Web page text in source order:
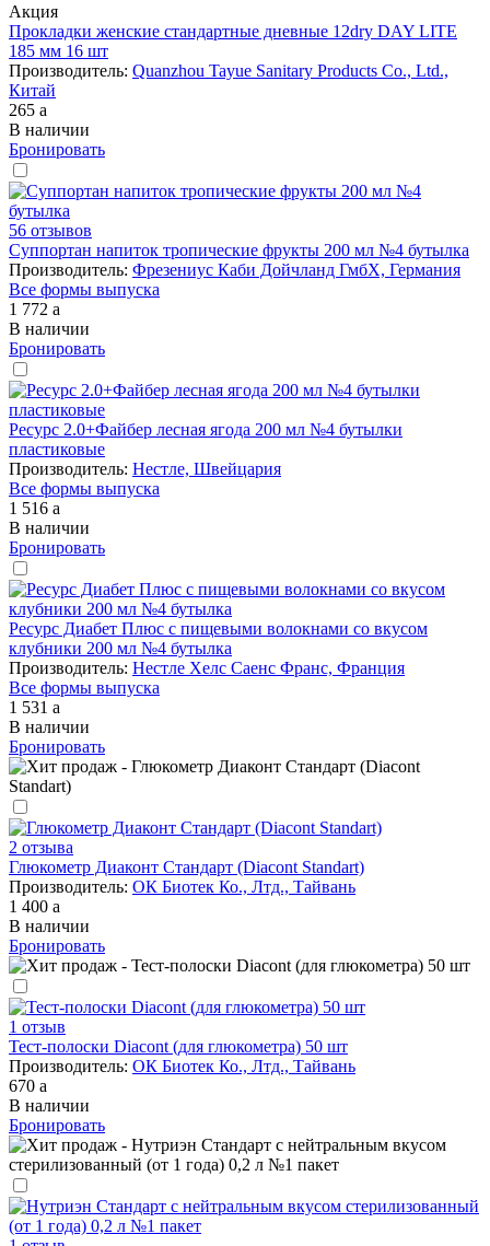
Акция
Прокладки женские стандартные дневные 12dry DAY LITE
185 мм 16 шт
Производитель: Quanzhou Tayue Sanitary Products Co., Ltd.,
Китай
265 a
В наличии
Бронировать
56 отзывов
Суппортан напиток тропические фрукты 200 мл №4 бутылка
Производитель: Фрезениус Каби Дойчланд ГмбХ, Германия
Все формы выпуска
1 772 a
В наличии
Бронировать
Ресурс 2.0+Файбер лесная ягода 200 мл №4 бутылки
пластиковые
Производитель: Нестле, Швейцария
Все формы выпуска
1 516 a
В наличии
Бронировать
Ресурс Диабет Плюс с пищевыми волокнами со вкусом
клубники 200 мл №4 бутылка
Производитель: Нестле Хелс Саенс Франс, Франция
Все формы выпуска
1 531 a
В наличии
Бронировать
2 отзыва
Глюкометр Диаконт Стандарт (Diacont Standart)
Производитель: ОК Биотек Ко., Лтд., Тайвань
1 400 a
В наличии
Бронировать
1 отзыв
Тест-полоски Diacont (для глюкометра) 50 шт
Производитель: ОК Биотек Ко., Лтд., Тайвань
670 a
В наличии
Бронировать